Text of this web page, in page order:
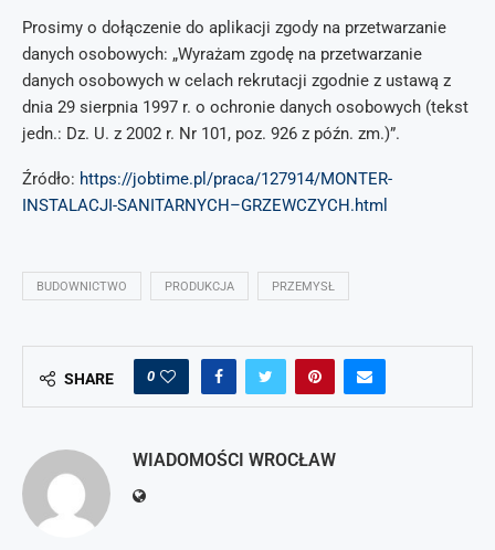
Prosimy o dołączenie do aplikacji zgody na przetwarzanie
danych osobowych: „Wyrażam zgodę na przetwarzanie
danych osobowych w celach rekrutacji zgodnie z ustawą z
dnia 29 sierpnia 1997 r. o ochronie danych osobowych (tekst
jedn.: Dz. U. z 2002 r. Nr 101, poz. 926 z późn. zm.)”.
Źródło: https://jobtime.pl/praca/127914/MONTER-
INSTALACJI-SANITARNYCH–GRZEWCZYCH.html
BUDOWNICTWO PRODUKCJA PRZEMYSŁ
SHARE 0
WIADOMOŚCI WROCŁAW